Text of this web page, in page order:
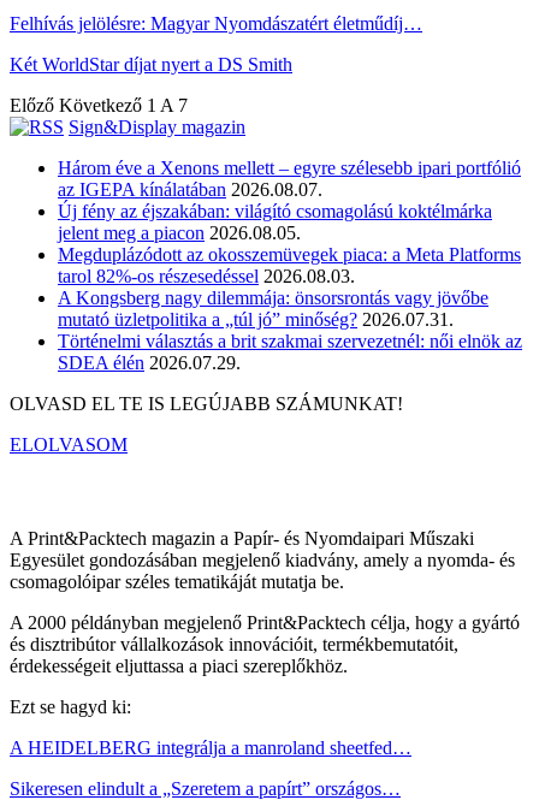
Felhívás jelölésre: Magyar Nyomdászatért életműdíj…
Két WorldStar díjat nyert a DS Smith
Előző Következő 1 A 7
Sign&Display magazin
Három éve a Xenons mellett – egyre szélesebb ipari portfólió
az IGEPA kínálatában 2026.08.07.
Új fény az éjszakában: világító csomagolású koktélmárka
jelent meg a piacon 2026.08.05.
Megduplázódott az okosszemüvegek piaca: a Meta Platforms
tarol 82%-os részesedéssel 2026.08.03.
A Kongsberg nagy dilemmája: önsorsrontás vagy jövőbe
mutató üzletpolitika a „túl jó” minőség? 2026.07.31.
Történelmi választás a brit szakmai szervezetnél: női elnök az
SDEA élén 2026.07.29.
OLVASD EL TE IS LEGÚJABB SZÁMUNKAT!
ELOLVASOM
A Print&Packtech magazin a Papír- és Nyomdaipari Műszaki
Egyesület gondozásában megjelenő kiadvány, amely a nyomda- és
csomagolóipar széles tematikáját mutatja be.
A 2000 példányban megjelenő Print&Packtech célja, hogy a gyártó
és disztribútor vállalkozások innovációit, termékbemutatóit,
érdekességeit eljuttassa a piaci szereplőkhöz.
Ezt se hagyd ki:
A HEIDELBERG integrálja a manroland sheetfed…
Sikeresen elindult a „Szeretem a papírt” országos…